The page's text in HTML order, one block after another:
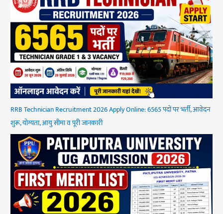
RRB Technician Recruitment 2026 Apply Online: 6565 पदों पर भर्ती, आवेदन
शुरू, योग्यता, आयु सीमा व पूरी जानकारी